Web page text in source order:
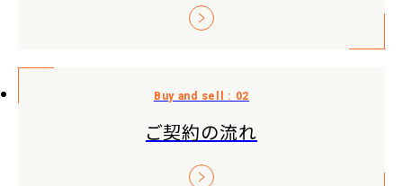
ご契約の流れ